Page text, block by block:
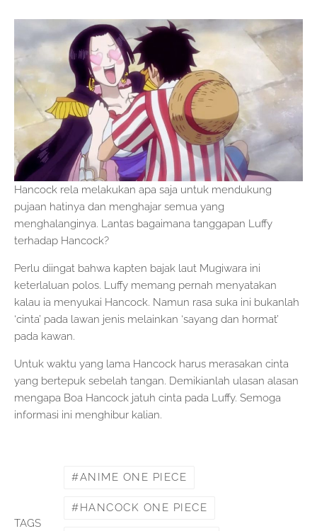
Hancock rela melakukan apa saja untuk mendukung
pujaan hatinya dan menghajar semua yang
menghalanginya. Lantas bagaimana tanggapan Luffy
terhadap Hancock?
Perlu diingat bahwa kapten bajak laut Mugiwara ini
keterlaluan polos. Luffy memang pernah menyatakan
kalau ia menyukai Hancock. Namun rasa suka ini bukanlah
‘cinta’ pada lawan jenis melainkan ‘sayang dan hormat’
pada kawan.
Untuk waktu yang lama Hancock harus merasakan cinta
yang bertepuk sebelah tangan. Demikianlah ulasan alasan
mengapa Boa Hancock jatuh cinta pada Luffy. Semoga
informasi ini menghibur kalian.
TAGS
ANIME ONE PIECE
HANCOCK ONE PIECE